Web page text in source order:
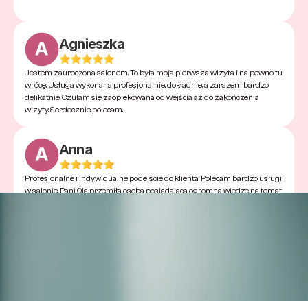
Agnieszka
Jestem zauroczona salonem. To była moja pierwsza wizyta i na pewno tu
wrócę. Usługa wykonana profesjonalnie, dokładnie, a zarazem bardzo
delikatnie. Czułam się zaopiekowana od wejścia aż do zakończenia
wizyty. Serdecznie polecam.
Anna
Profesjonalne i indywidualne podejście do klienta. Polecam bardzo usługi
w salonie. Pani Ola przemiła osoba posiadająca ogromną wiedzę na temat